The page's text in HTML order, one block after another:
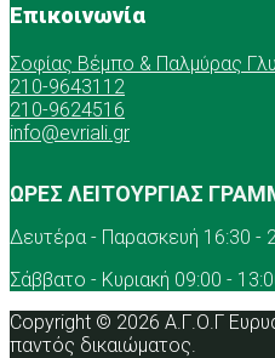
Επικοινωνία
Σοφίας Βέμπο & Παλμύρας
210-9643112
210-9624516
info@evriali.gr
ΩΡΕΣ ΛΕΙΤΟΥΡΓΙΑΣ
Δευτέρα - Παρασκευή 16:30 -
Σάββατο - Κυριακή 09:00 -
Copyright © 2026 Α.Γ.Ο.Γ
παντός δικαιώματος.